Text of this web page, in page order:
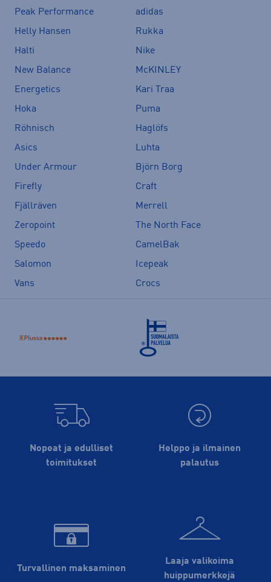
Peak Performance
adidas
Helly Hansen
Rukka
Halti
Nike
New Balance
McKINLEY
Energetics
Kari Traa
Hoka
Puma
Röhnisch
Haglöfs
Asics
Luhta
Under Armour
Björn Borg
Firefly
Craft
Fjällräven
Merrell
Zeropoint
The North Face
Speedo
CamelBak
Salomon
Icepeak
Vans
Crocs
Nopeat ja edulliset
toimitukset
Helppo ja ilmainen
palautus
Turvallinen maksaminen
Laaja valikoima
huippu­merkkejä